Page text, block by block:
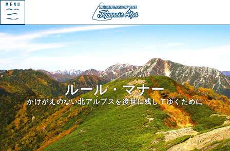
ルール・マナー
かけがえのない北アルプスを後世に残してゆくために